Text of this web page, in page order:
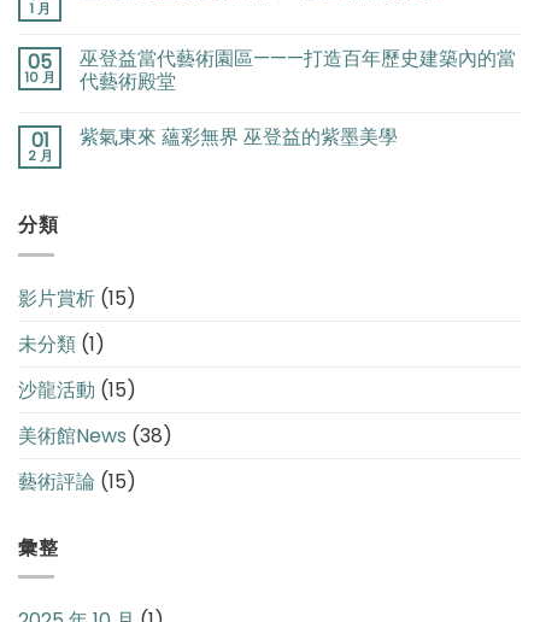
川
館
開
1 月
05
10 月
巫登益當代藝術園區———打造百年歷史建築內的當
代藝術殿堂
01
2 月
紫氣東來 蘊彩無界 巫登益的紫墨美學
分類
影片賞析 (15)
未分類 (1)
沙龍活動 (15)
美術館News (38)
藝術評論 (15)
彙整